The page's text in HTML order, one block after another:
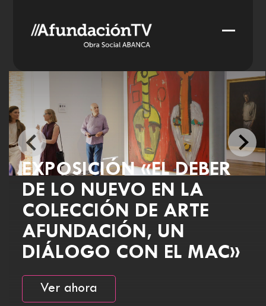
menu
menu
EXPOSICIÓN «EL DEBER
DE LO NUEVO EN LA
COLECCIÓN DE ARTE
AFUNDACIÓN, UN
DIÁLOGO CON EL MAC»
Ver ahora